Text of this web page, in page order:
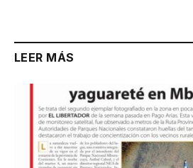
LEER MÁS